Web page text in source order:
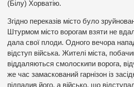
(Білу) Хорватію.
Згідно переказів місто було
Штурмом місто ворогам взяти не
дала свої плоди. Одного вечора
відступ війська. Жителі міста,
віддаляються смолоскипи ворога,
же час замаскований гарнізон із
підпалив його, а військо, що